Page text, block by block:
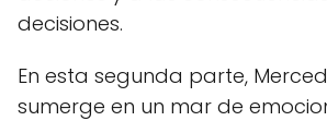
decisiones.
En esta segunda parte,
sumerge en un mar de